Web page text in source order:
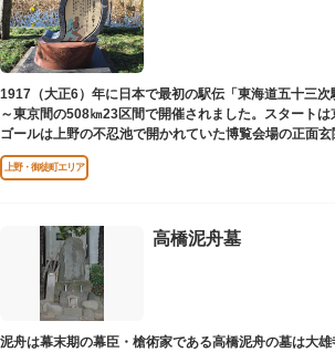
1917（大正6）年に日本で最初の駅伝「東海道五十三
～東京間の508㎞23区間で開催されました。スタートは
ゴールは上野の不忍池で開かれていた博覧会場の正面玄
上野・御徒町エリア
高橋泥舟墓
泥舟は幕末期の幕臣・槍術家である高橋泥舟の墓は大